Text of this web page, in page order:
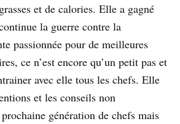
et de calories. Elle a gagné
la guerre contre la
passionnée pour de meilleures
ce n’est encore qu’un petit pas et
avec elle tous les chefs. Elle
et les conseils non
génération de chefs mais